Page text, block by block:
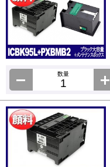
数量